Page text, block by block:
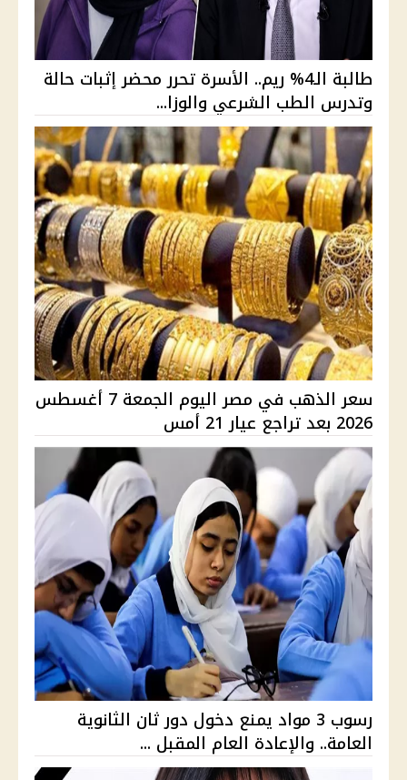
طالبة الـ4% ريم.. الأسرة تحرر محضر إثبات حالة
وتدرس الطب الشرعي والوزا...
سعر الذهب في مصر اليوم الجمعة 7 أغسطس
2026 بعد تراجع عيار 21 أمس
رسوب 3 مواد يمنع دخول دور ثان الثانوية
العامة.. والإعادة العام المقبل ...